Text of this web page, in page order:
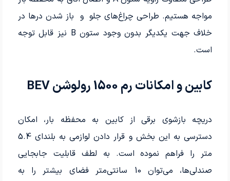
مواجه هستیم. طراحی چراغ‌های جلو و باز شدن درها در
خلاف جهت یکدیگر بدون وجود ستون B نیز قابل توجه
است.
کابین و امکانات رم 1500 رولوشن BEV
دریچه بازشوی برقی از کابین به محفظه بار، امکان
دسترسی به این بخش و قرار دادن لوازمی به بلندای 5.4
متر را فراهم نموده است. به لطف قابلیت جابجایی
صندلی‌ها، می‌­توان 10 سانتی‌متر فضای بیشتر را به